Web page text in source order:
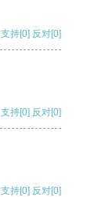
支持[0] 反对[0]
支持[0] 反对[0]
支持[0] 反对[0]